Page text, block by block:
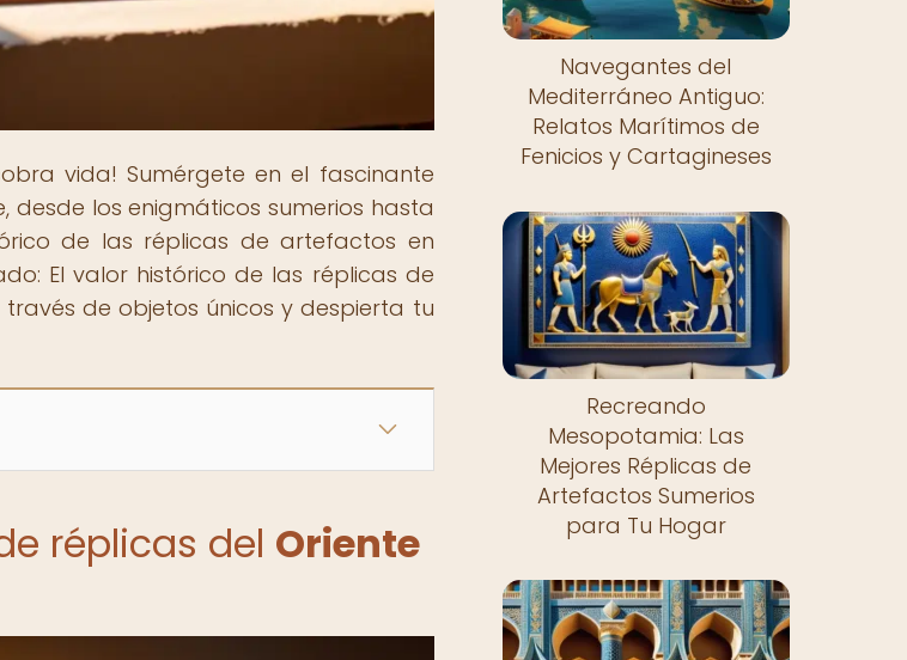
vida! Sumérgete en el fascinante
desde los enigmáticos sumerios hasta
de las réplicas de artefactos en
El valor histórico de las réplicas de
través de objetos únicos y despierta tu
réplicas del Oriente
Navegantes del
Mediterráneo Antiguo:
Relatos Marítimos de
Fenicios y Cartagineses
Recreando
Mesopotamia: Las
Mejores Réplicas de
Artefactos Sumerios
para Tu Hogar